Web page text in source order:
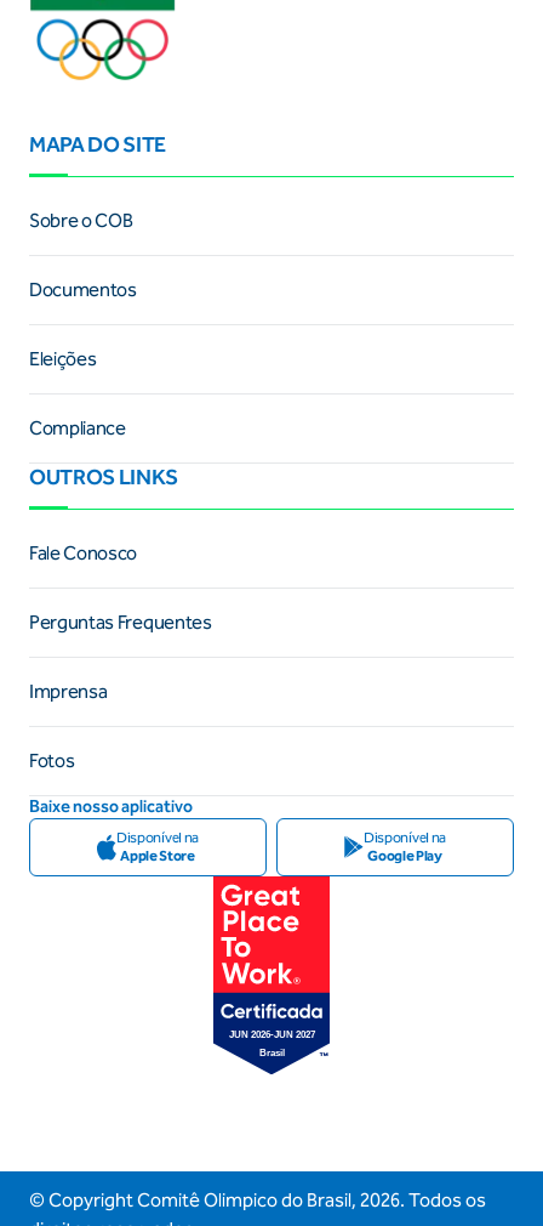
MAPA DO SITE
Sobre o COB
Documentos
Eleições
Compliance
OUTROS LINKS
Fale Conosco
Perguntas Frequentes
Imprensa
Fotos
Baixe nosso aplicativo
Disponível na
Apple Store
Disponível na
Google Play
© Copyright Comitê Olimpico do Brasil, 2026. Todos os